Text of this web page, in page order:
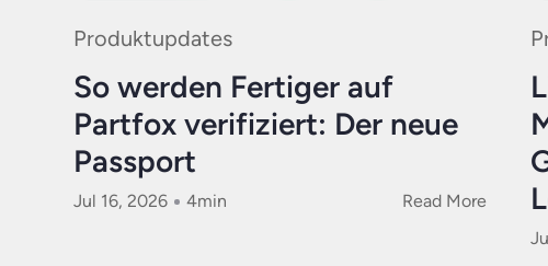
Produktupdates
So werden Fertiger auf
Partfox verifiziert: Der neue
Passport
Jul 16, 2026 4min Read More